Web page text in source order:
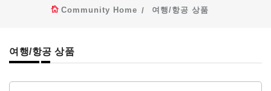
Community Home 여행/항공 상품
여행/항공 상품